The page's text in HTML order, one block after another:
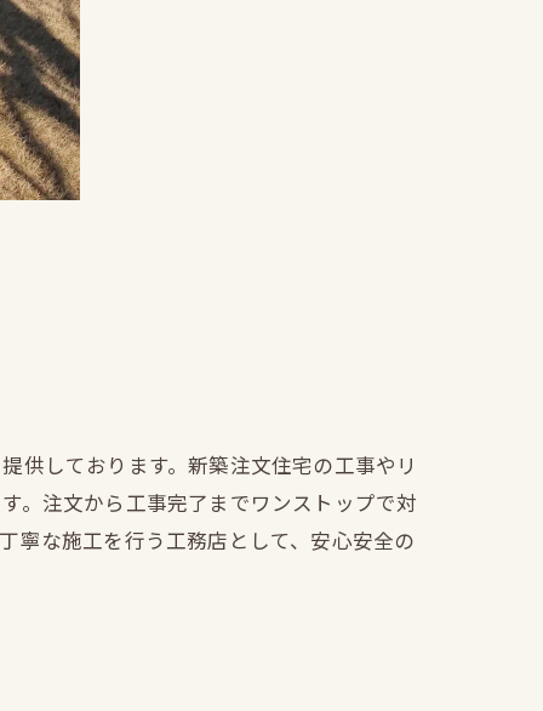
供しております。新築注文住宅の工事やリ
。注文から工事完了までワンストップで対
寧な施工を行う工務店として、安心安全の